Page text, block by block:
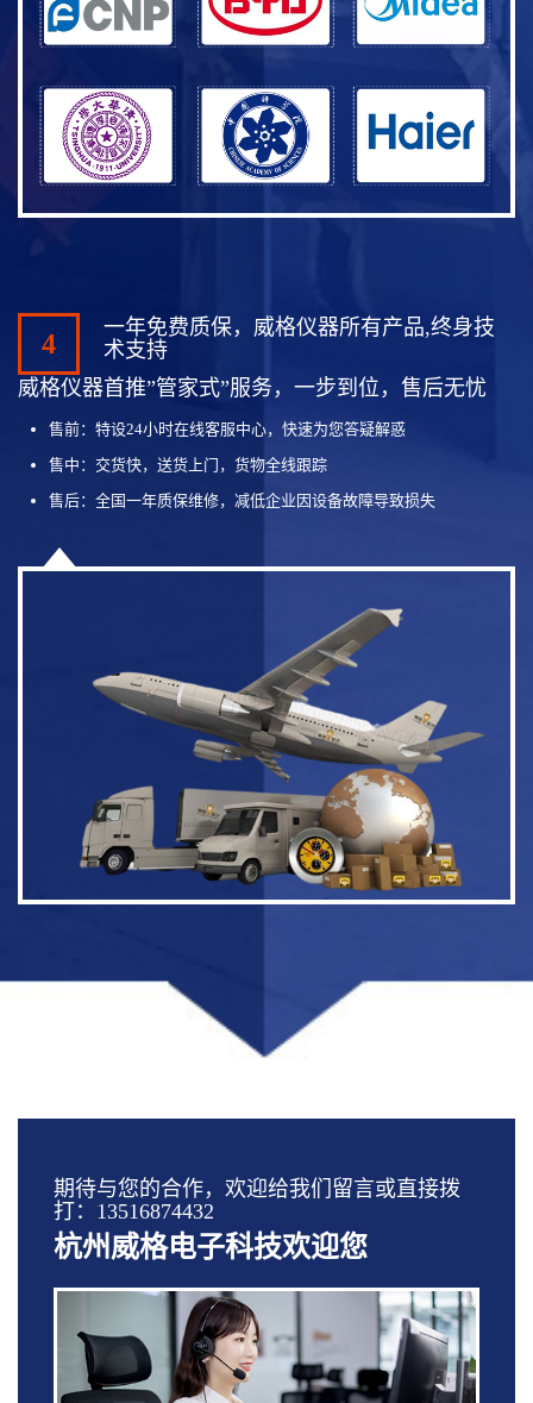
4
一年免费质保，威格仪器所有产品,终身技
术支持
威格仪器首推”管家式”服务，一步到位，售后无忧
售前：特设24小时在线客服中心，快速为您答疑解惑
售中：交货快，送货上门，货物全线跟踪
售后：全国一年质保维修，减低企业因设备故障导致损失
期待与您的合作，欢迎给我们留言或直接拨
打：13516874432
杭州威格电子科技欢迎您